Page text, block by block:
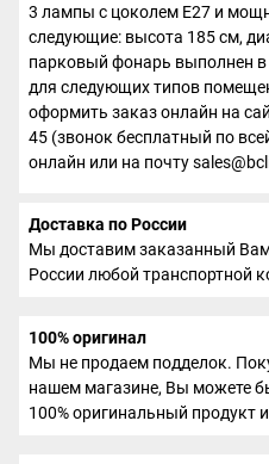
3 лампы с цоколем E27 и
следующие: высота 185 см,
парковый фонарь выполнен в
для следующих типов
оформить заказ онлайн на
45 (звонок бесплатный по
онлайн или на почту
Доставка по России
Мы доставим заказанный
России любой транспортной
100% оригинал
Мы не продаем подделок.
нашем магазине, Вы можете
100% оригинальный продукт